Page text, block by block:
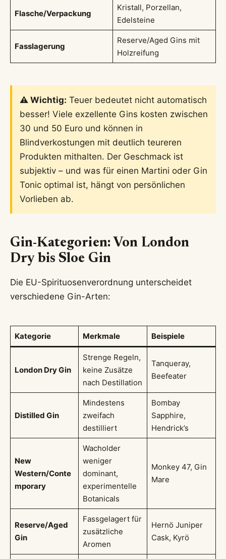
Flasche/Verpackung
Kristall, Porzellan,
Edelsteine
Fasslagerung
Reserve/Aged Gins mit
Holzreifung
⚠️ Wichtig: Teuer bedeutet nicht automatisch
besser! Viele exzellente Gins kosten zwischen
30 und 50 Euro und können in
Blindverkostungen mit deutlich teureren
Produkten mithalten. Der Geschmack ist
subjektiv – und was für einen Martini oder Gin
Tonic optimal ist, hängt von persönlichen
Vorlieben ab.
Gin-Kategorien: Von London
Dry bis Sloe Gin
Die EU-Spirituosenverordnung unterscheidet
verschiedene Gin-Arten:
Kategorie Merkmale Beispiele
London Dry Gin
Strenge Regeln,
keine Zusätze
nach Destillation
Tanqueray,
Beefeater
Distilled Gin
Mindestens
zweifach
destilliert
Bombay
Sapphire,
Hendrick’s
New
Western/Conte
mporary
Wacholder
weniger
dominant,
experimentelle
Botanicals
Monkey 47, Gin
Mare
Reserve/Aged
Gin
Fassgelagert für
zusätzliche
Aromen
Hernö Juniper
Cask, Kyrö